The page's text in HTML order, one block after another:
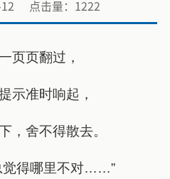
点击量： 1222
页页翻过，
示准时响起，
，舍不得散去。
觉得哪里不对……”